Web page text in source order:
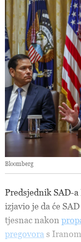
Bloomberg
Predsjednik SAD-a
izjavio je da će
tjesnac nakon
pregovora s